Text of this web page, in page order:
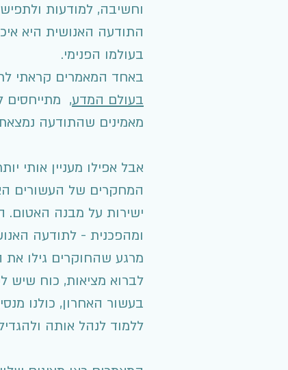
וחשיבה, למודעות
התודעה האנושית היא
בעולמו הפנימי.
באחד המאמרים קראתי
בעולם המדע, מתייחסים
מאמינים שהתודעה
אבל אפילו מעניין אותי
המחקרים של העשורים
ישירות על מבנה האטום.
ומהפכנית - לתודעה
מרגע שהחוקרים גילו
לברוא מציאות, כוח שיש
בעשור האחרון, כולנו
ללמוד לנהל אותה